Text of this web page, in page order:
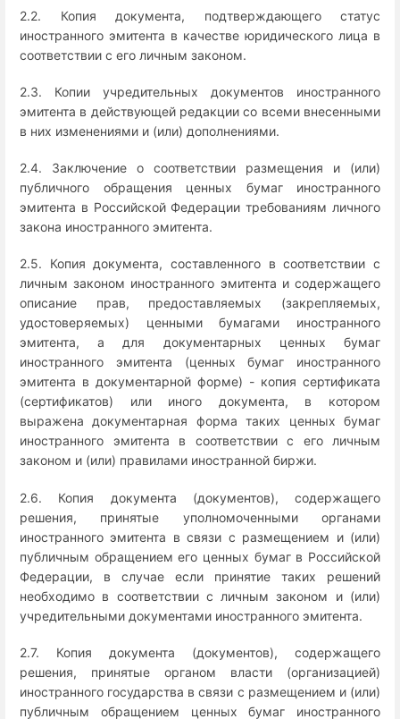
2.2. Копия документа, подтверждающего статус
иностранного эмитента в качестве юридического лица в
соответствии с его личным законом.
2.3. Копии учредительных документов иностранного
эмитента в действующей редакции со всеми внесенными
в них изменениями и (или) дополнениями.
2.4. Заключение о соответствии размещения и (или)
публичного обращения ценных бумаг иностранного
эмитента в Российской Федерации требованиям личного
закона иностранного эмитента.
2.5. Копия документа, составленного в соответствии с
личным законом иностранного эмитента и содержащего
описание прав, предоставляемых (закрепляемых,
удостоверяемых) ценными бумагами иностранного
эмитента, а для документарных ценных бумаг
иностранного эмитента (ценных бумаг иностранного
эмитента в документарной форме) - копия сертификата
(сертификатов) или иного документа, в котором
выражена документарная форма таких ценных бумаг
иностранного эмитента в соответствии с его личным
законом и (или) правилами иностранной биржи.
2.6. Копия документа (документов), содержащего
решения, принятые уполномоченными органами
иностранного эмитента в связи с размещением и (или)
публичным обращением его ценных бумаг в Российской
Федерации, в случае если принятие таких решений
необходимо в соответствии с личным законом и (или)
учредительными документами иностранного эмитента.
2.7. Копия документа (документов), содержащего
решения, принятые органом власти (организацией)
иностранного государства в связи с размещением и (или)
публичным обращением ценных бумаг иностранного